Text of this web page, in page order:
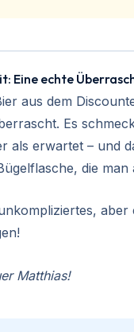
Eine echte
aus dem
Es
als erwartet – und
die
Matthias!